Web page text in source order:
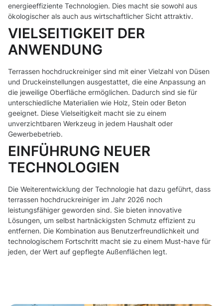
energieeffiziente Technologien. Dies macht sie sowohl aus
ökologischer als auch aus wirtschaftlicher Sicht attraktiv.
VIELSEITIGKEIT DER
ANWENDUNG
Terrassen hochdruckreiniger sind mit einer Vielzahl von Düsen
und Druckeinstellungen ausgestattet, die eine Anpassung an
die jeweilige Oberfläche ermöglichen. Dadurch sind sie für
unterschiedliche Materialien wie Holz, Stein oder Beton
geeignet. Diese Vielseitigkeit macht sie zu einem
unverzichtbaren Werkzeug in jedem Haushalt oder
Gewerbebetrieb.
EINFÜHRUNG NEUER
TECHNOLOGIEN
Die Weiterentwicklung der Technologie hat dazu geführt, dass
terrassen hochdruckreiniger im Jahr 2026 noch
leistungsfähiger geworden sind. Sie bieten innovative
Lösungen, um selbst hartnäckigsten Schmutz effizient zu
entfernen. Die Kombination aus Benutzerfreundlichkeit und
technologischem Fortschritt macht sie zu einem Must-have für
jeden, der Wert auf gepflegte Außenflächen legt.